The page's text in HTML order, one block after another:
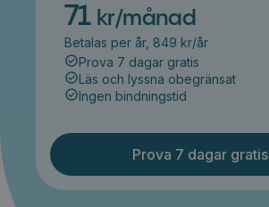
71 kr/månad
Betalas per år, 849 kr/år
Prova 7 dagar gratis
Läs och lyssna obegränsat
Ingen bindningstid
Prova 7 dagar gratis